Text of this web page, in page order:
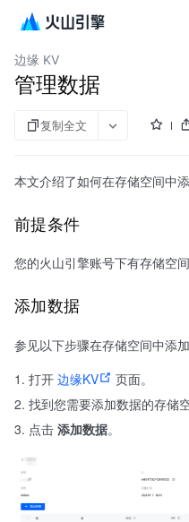
内容分发网络
边缘 KV
管理数据
复制全文
本文介绍了如何在存储空间中
前提条件
您的火山引擎账号下有存储空间
添加数据
参见以下步骤在存储空间中添加
打开 边缘KV
页面。
找到您需要添加数据的存储
点击 添加数据。